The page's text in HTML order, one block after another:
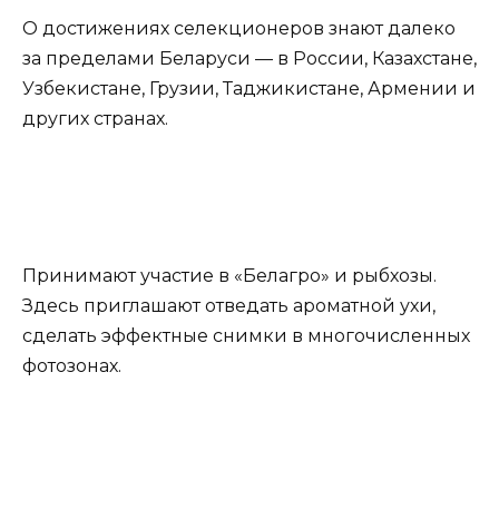
О достижениях селекционеров знают далеко
за пределами Беларуси — в России, Казахстане,
Узбекистане, Грузии, Таджикистане, Армении и
других странах.
Принимают участие в «Белагро» и рыбхозы.
Здесь приглашают отведать ароматной ухи,
сделать эффектные снимки в многочисленных
фотозонах.